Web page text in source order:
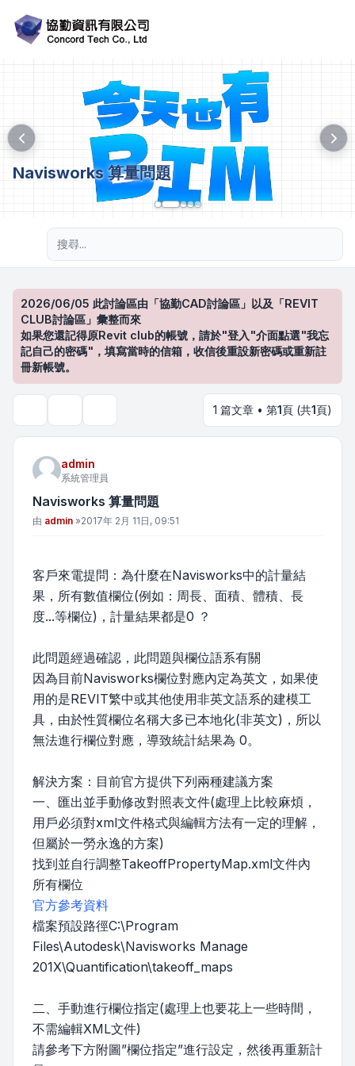
Navisworks 算量問題
2026/06/05 此討論區由「協勤CAD討論區」以及「REVIT
CLUB討論區」彙整而來
如果您還記得原Revit club的帳號，請於"登入"介面點選"我忘
記自己的密碼"，填寫當時的信箱，收信後重設新密碼或重新註
冊新帳號。
1 篇文章 • 第1頁 (共1頁)
admin
系統管理員
Navisworks 算量問題
文章
由 admin »2017年 2月 11日, 09:51
客戶來電提問：為什麼在Navisworks中的計量結
果，所有數值欄位(例如：周長、面積、體積、長
度...等欄位)，計量結果都是0 ？
此問題經過確認，此問題與欄位語系有關
因為目前Navisworks欄位對應內定為英文，如果使
用的是REVIT繁中或其他使用非英文語系的建模工
具，由於性質欄位名稱大多已本地化(非英文)，所以
無法進行欄位對應，導致統計結果為 0。
解決方案：目前官方提供下列兩種建議方案
一、匯出並手動修改對照表文件(處理上比較麻煩，
用戶必須對xml文件格式與編輯方法有一定的理解，
但屬於一勞永逸的方案)
找到並自行調整TakeoffPropertyMap.xml文件內
所有欄位
官方參考資料
檔案預設路徑C:\Program
Files\Autodesk\Navisworks Manage
201X\Quantification\takeoff_maps
二、手動進行欄位指定(處理上也要花上一些時間，
不需編輯XML文件)
請參考下方附圖”欄位指定”進行設定，然後再重新計